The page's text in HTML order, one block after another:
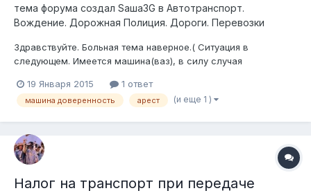
тема форума создал Sаша3G в Автотранспорт.
Вождение. Дорожная Полиция. Дороги. Перевозки
Здравствуйте. Больная тема наверное.( Ситуация в
следующем. Имеется машина(ваз), в силу случая
Пользовались другие люди. Но не в этом суть). И уже как
годов 4-5 "продана" по доверенности. И так и гуляющая из
19 Января 2015 1 ответ
машина доверенность арест (и еще 1 )
Налог на транспорт при передаче